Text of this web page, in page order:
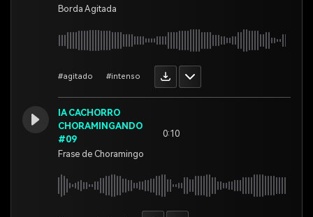
Borda Agitada
#agitado #intenso
IA CACHORRO
CHORAMINGANDO
#09
Frase de Choramingo
0:10